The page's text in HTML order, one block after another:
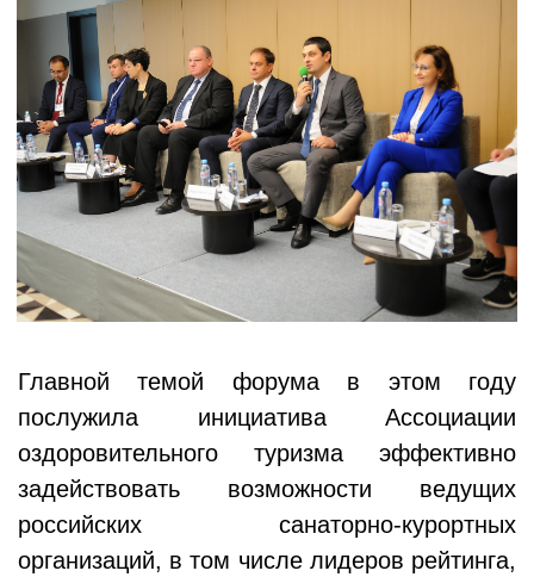
Главной темой форума в этом году
послужила инициатива Ассоциации
оздоровительного туризма эффективно
задействовать возможности ведущих
российских санаторно-курортных
организаций, в том числе лидеров рейтинга,